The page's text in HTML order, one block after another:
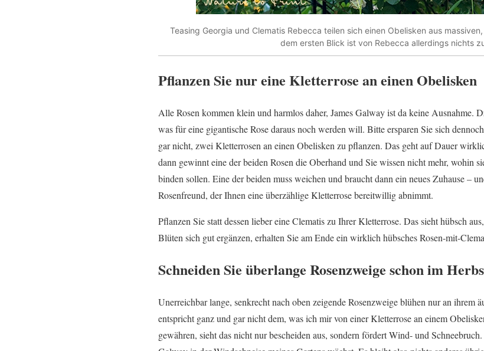
Teasing Georgia und Clematis Rebecca teilen sich einen Obelisken aus
dem ersten Blick ist von Rebecca allerdings nichts
Pflanzen Sie nur eine Kletterrose an einen Obelisken
Alle Rosen kommen klein und harmlos daher, James Galway ist da keine Ausnahme.
was für eine gigantische Rose daraus noch werden will. Bitte ersparen Sie sich
gar nicht, zwei Kletterrosen an einen Obelisken zu pflanzen. Das geht auf Dauer
dann gewinnt eine der beiden Rosen die Oberhand und Sie wissen nicht mehr, wohin
binden sollen. Eine der beiden muss weichen und braucht dann ein neues Zuhause –
Rosenfreund, der Ihnen eine überzählige Kletterrose bereitwillig abnimmt.
Pflanzen Sie statt dessen lieber eine Clematis zu Ihrer Kletterrose. Das sieht hübsch
Blüten sich gut ergänzen, erhalten Sie am Ende ein wirklich hübsches Rosen-mit-
Schneiden Sie überlange Rosenzweige schon im
Unerreichbar lange, senkrecht nach oben zeigende Rosenzweige blühen nur an ihrem
entspricht ganz und gar nicht dem, was ich mir von einer Kletterrose an einem
gewähren, sieht das nicht nur bescheiden aus, sondern fördert Wind- und